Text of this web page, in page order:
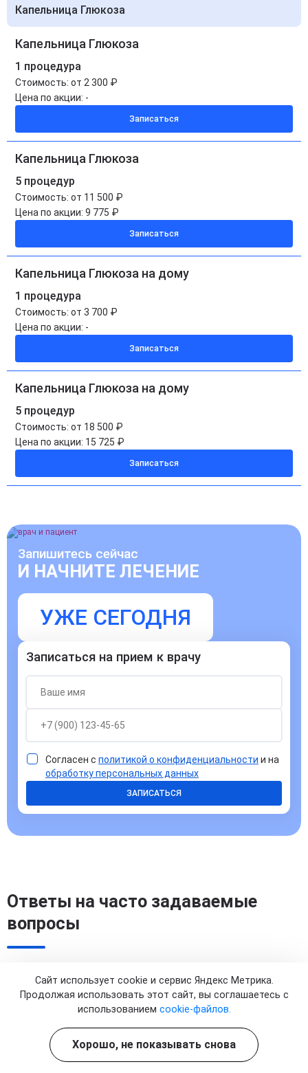
Капельница Глюкоза
Капельница Глюкоза
1 процедура
Стоимость: от 2 300 ₽
Цена по акции: -
Записаться
Капельница Глюкоза
5 процедур
Стоимость: от 11 500 ₽
Цена по акции: 9 775 ₽
Записаться
Капельница Глюкоза на дому
1 процедура
Стоимость: от 3 700 ₽
Цена по акции: -
Записаться
Капельница Глюкоза на дому
5 процедур
Стоимость: от 18 500 ₽
Цена по акции: 15 725 ₽
Записаться
Запишитесь сейчас
И НАЧНИТЕ ЛЕЧЕНИЕ
УЖЕ СЕГОДНЯ
Записаться на прием к врачу
Согласен с политикой о конфиденциальности и на
обработку персональных данных
ЗАПИСАТЬСЯ
Ответы на часто задаваемые
вопросы
Зачем вводят глюкозу капельно, если ее
Капельное введение глюкозы необходимо, когда
Сайт использует cookie и сервис Яндекс Метрика.
Продолжая использовать этот сайт, вы соглашаетесь с
использованием cookie-файлов.
Хорошо, не показывать снова